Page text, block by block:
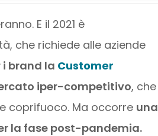
E il 2021 è
che richiede alle aziende
i brand la Customer
iper-competitivo, che
coprifuoco. Ma occorre una
la fase post-pandemia.